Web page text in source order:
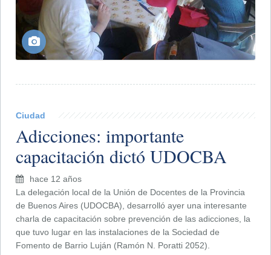
Ciudad
Adicciones: importante
capacitación dictó UDOCBA
hace 12 años
La delegación local de la Unión de Docentes de la Provincia
de Buenos Aires (UDOCBA), desarrolló ayer una interesante
charla de capacitación sobre prevención de las adicciones, la
que tuvo lugar en las instalaciones de la Sociedad de
Fomento de Barrio Luján (Ramón N. Poratti 2052).